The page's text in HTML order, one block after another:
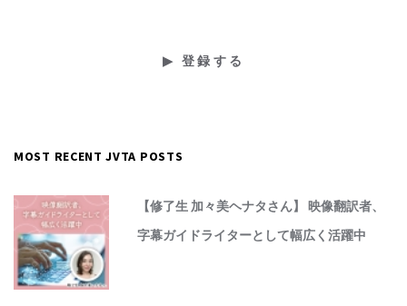
MOST RECENT JVTA POSTS
【修了生 加々美ヘナタさん】 映像翻訳者、
字幕ガイドライターとして幅広く活躍中